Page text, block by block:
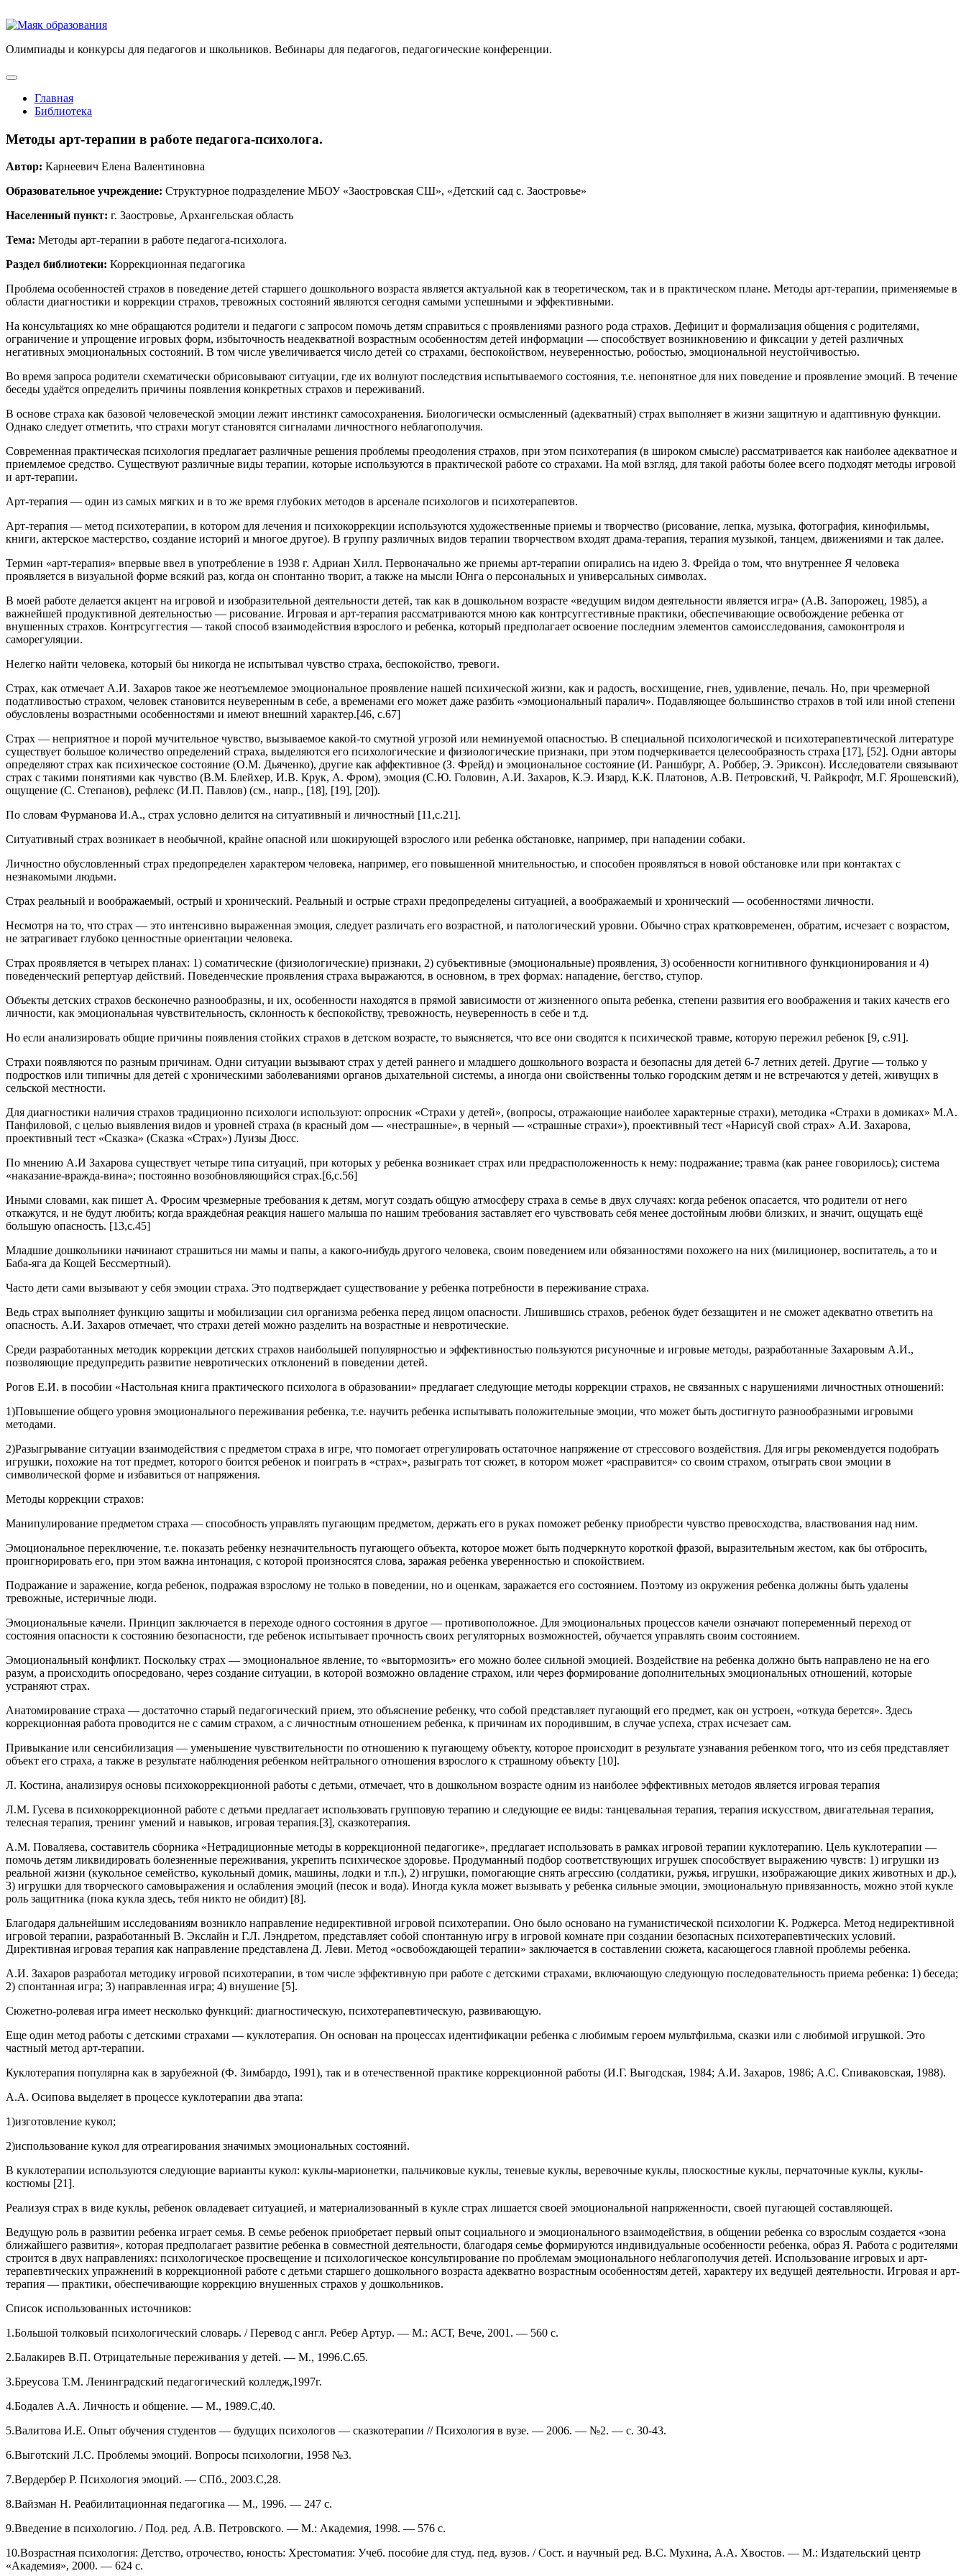
Олимпиады и конкурсы для педагогов и школьников. Вебинары для педагогов, педагогические конференции.
Главная
Библиотека
Методы арт-терапии в работе педагога-психолога.
Автор: Карнеевич Елена Валентиновна
Образовательное учреждение: Структурное подразделение МБОУ «Заостровская СШ», «Детский сад с. Заостровье»
Населенный пункт: г. Заостровье, Архангельская область
Тема: Методы арт-терапии в работе педагога-психолога.
Раздел библиотеки: Коррекционная педагогика
Проблема особенностей страхов в поведение детей старшего дошкольного возраста является актуальной как в теоретическом, так и в практическом плане. Методы арт-терапии, применяемые в
области диагностики и коррекции страхов, тревожных состояний являются сегодня самыми успешными и эффективными.
На консультациях ко мне обращаются родители и педагоги с запросом помочь детям справиться с проявлениями разного рода страхов. Дефицит и формализация общения с родителями,
ограничение и упрощение игровых форм, избыточность неадекватной возрастным особенностям детей информации — способствует возникновению и фиксации у детей различных
негативных эмоциональных состояний. В том числе увеличивается число детей со страхами, беспокойством, неуверенностью, робостью, эмоциональной неустойчивостью.
Во время запроса родители схематически обрисовывают ситуации, где их волнуют последствия испытываемого состояния, т.е. непонятное для них поведение и проявление эмоций. В течение
беседы удаётся определить причины появления конкретных страхов и переживаний.
В основе страха как базовой человеческой эмоции лежит инстинкт самосохранения. Биологически осмысленный (адекватный) страх выполняет в жизни защитную и адаптивную функции.
Однако следует отметить, что страхи могут становятся сигналами личностного неблагополучия.
Современная практическая психология предлагает различные решения проблемы преодоления страхов, при этом психотерапия (в широком смысле) рассматривается как наиболее адекватное и
приемлемое средство. Существуют различные виды терапии, которые используются в практической работе со страхами. На мой взгляд, для такой работы более всего подходят методы игровой
и арт-терапии.
Арт-терапия — один из самых мягких и в то же время глубоких методов в арсенале психологов и психотерапевтов.
Арт-терапия — метод психотерапии, в котором для лечения и психокоррекции используются художественные приемы и творчество (рисование, лепка, музыка, фотография, кинофильмы,
книги, актерское мастерство, создание историй и многое другое). В группу различных видов терапии творчеством входят драма-терапия, терапия музыкой, танцем, движениями и так далее.
Термин «арт-терапия» впервые ввел в употребление в 1938 г. Адриан Хилл. Первоначально же приемы арт-терапии опирались на идею З. Фрейда о том, что внутреннее Я человека
проявляется в визуальной форме всякий раз, когда он спонтанно творит, а также на мысли Юнга о персональных и универсальных символах.
В моей работе делается акцент на игровой и изобразительной деятельности детей, так как в дошкольном возрасте «ведущим видом деятельности является игра» (А.В. Запорожец, 1985), а
важнейшей продуктивной деятельностью — рисование. Игровая и арт-терапия рассматриваются мною как контрсуггестивные практики, обеспечивающие освобождение ребенка от
внушенных страхов. Контрсуггестия — такой способ взаимодействия взрослого и ребенка, который предполагает освоение последним элементов самоисследования, самоконтроля и
саморегуляции.
Нелегко найти человека, который бы никогда не испытывал чувство страха, беспокойство, тревоги.
Страх, как отмечает А.И. Захаров такое же неотъемлемое эмоциональное проявление нашей психической жизни, как и радость, восхищение, гнев, удивление, печаль. Но, при чрезмерной
податливостью страхом, человек становится неуверенным в себе, а временами его может даже разбить «эмоциональный паралич». Подавляющее большинство страхов в той или иной степени
обусловлены возрастными особенностями и имеют внешний характер.[46, с.67]
Страх — неприятное и порой мучительное чувство, вызываемое какой-то смутной угрозой или неминуемой опасностью. В специальной психологической и психотерапевтической литературе
существует большое количество определений страха, выделяются его психологические и физиологические признаки, при этом подчеркивается целесообразность страха [17], [52]. Одни авторы
определяют страх как психическое состояние (О.М. Дьяченко), другие как аффективное (З. Фрейд) и эмоциональное состояние (И. Раншбург, А. Роббер, Э. Эриксон). Исследователи связывают
страх с такими понятиями как чувство (В.М. Блейхер, И.В. Крук, А. Фром), эмоция (С.Ю. Головин, А.И. Захаров, К.Э. Изард, К.К. Платонов, А.В. Петровский, Ч. Райкрофт, М.Г. Ярошевский),
ощущение (С. Степанов), рефлекс (И.П. Павлов) (см., напр., [18], [19], [20]).
По словам Фурманова И.А., страх условно делится на ситуативный и личностный [11,с.21].
Ситуативный страх возникает в необычной, крайне опасной или шокирующей взрослого или ребенка обстановке, например, при нападении собаки.
Личностно обусловленный страх предопределен характером человека, например, его повышенной мнительностью, и способен проявляться в новой обстановке или при контактах с
незнакомыми людьми.
Страх реальный и воображаемый, острый и хронический. Реальный и острые страхи предопределены ситуацией, а воображаемый и хронический — особенностями личности.
Несмотря на то, что страх — это интенсивно выраженная эмоция, следует различать его возрастной, и патологический уровни. Обычно страх кратковременен, обратим, исчезает с возрастом,
не затрагивает глубоко ценностные ориентации человека.
Страх проявляется в четырех планах: 1) соматические (физиологические) признаки, 2) субъективные (эмоциональные) проявления, 3) особенности когнитивного функционирования и 4)
поведенческий репертуар действий. Поведенческие проявления страха выражаются, в основном, в трех формах: нападение, бегство, ступор.
Объекты детских страхов бесконечно разнообразны, и их, особенности находятся в прямой зависимости от жизненного опыта ребенка, степени развития его воображения и таких качеств его
личности, как эмоциональная чувствительность, склонность к беспокойству, тревожность, неуверенность в себе и т.д.
Но если анализировать общие причины появления стойких страхов в детском возрасте, то выясняется, что все они сводятся к психической травме, которую пережил ребенок [9, с.91].
Страхи появляются по разным причинам. Одни ситуации вызывают страх у детей раннего и младшего дошкольного возраста и безопасны для детей 6-7 летних детей. Другие — только у
подростков или типичны для детей с хроническими заболеваниями органов дыхательной системы, а иногда они свойственны только городским детям и не встречаются у детей, живущих в
сельской местности.
Для диагностики наличия страхов традиционно психологи используют: опросник «Страхи у детей», (вопросы, отражающие наиболее характерные страхи), методика «Страхи в домиках» М.А.
Панфиловой, с целью выявления видов и уровней страха (в красный дом — «нестрашные», в черный — «страшные страхи»), проективный тест «Нарисуй свой страх» А.И. Захарова,
проективный тест «Сказка» (Сказка «Страх») Луизы Дюсс.
По мнению А.И Захарова существует четыре типа ситуаций, при которых у ребенка возникает страх или предрасположенность к нему: подражание; травма (как ранее говорилось); система
«наказание-вражда-вина»; постоянно возобновляющийся страх.[6,с.56]
Иными словами, как пишет А. Фросим чрезмерные требования к детям, могут создать общую атмосферу страха в семье в двух случаях: когда ребенок опасается, что родители от него
откажутся, и не будут любить; когда враждебная реакция нашего малыша по нашим требования заставляет его чувствовать себя менее достойным любви близких, и значит, ощущать ещё
большую опасность. [13,с.45]
Младшие дошкольники начинают страшиться ни мамы и папы, а какого-нибудь другого человека, своим поведением или обязанностями похожего на них (милиционер, воспитатель, а то и
Баба-яга да Кощей Бессмертный).
Часто дети сами вызывают у себя эмоции страха. Это подтверждает существование у ребенка потребности в переживание страха.
Ведь страх выполняет функцию защиты и мобилизации сил организма ребенка перед лицом опасности. Лишившись страхов, ребенок будет беззащитен и не сможет адекватно ответить на
опасность. А.И. Захаров отмечает, что страхи детей можно разделить на возрастные и невротические.
Среди разработанных методик коррекции детских страхов наибольшей популярностью и эффективностью пользуются рисуночные и игровые методы, разработанные Захаровым А.И.,
позволяющие предупредить развитие невротических отклонений в поведении детей.
Рогов Е.И. в пособии «Настольная книга практического психолога в образовании» предлагает следующие методы коррекции страхов, не связанных с нарушениями личностных отношений:
1)Повышение общего уровня эмоционального переживания ребенка, т.е. научить ребенка испытывать положительные эмоции, что может быть достигнуто разнообразными игровыми
методами.
2)Разыгрывание ситуации взаимодействия с предметом страха в игре, что помогает отрегулировать остаточное напряжение от стрессового воздействия. Для игры рекомендуется подобрать
игрушки, похожие на тот предмет, которого боится ребенок и поиграть в «страх», разыграть тот сюжет, в котором может «расправится» со своим страхом, отыграть свои эмоции в
символической форме и избавиться от напряжения.
Методы коррекции страхов:
Манипулирование предметом страха — способность управлять пугающим предметом, держать его в руках поможет ребенку приобрести чувство превосходства, властвования над ним.
Эмоциональное переключение, т.е. показать ребенку незначительность пугающего объекта, которое может быть подчеркнуто короткой фразой, выразительным жестом, как бы отбросить,
проигнорировать его, при этом важна интонация, с которой произносятся слова, заражая ребенка уверенностью и спокойствием.
Подражание и заражение, когда ребенок, подражая взрослому не только в поведении, но и оценкам, заражается его состоянием. Поэтому из окружения ребенка должны быть удалены
тревожные, истеричные люди.
Эмоциональные качели. Принцип заключается в переходе одного состояния в другое — противоположное. Для эмоциональных процессов качели означают попеременный переход от
состояния опасности к состоянию безопасности, где ребенок испытывает прочность своих регуляторных возможностей, обучается управлять своим состоянием.
Эмоциональный конфликт. Поскольку страх — эмоциональное явление, то «вытормозить» его можно более сильной эмоцией. Воздействие на ребенка должно быть направлено не на его
разум, а происходить опосредовано, через создание ситуации, в которой возможно овладение страхом, или через формирование дополнительных эмоциональных отношений, которые
устраняют страх.
Анатомирование страха — достаточно старый педагогический прием, это объяснение ребенку, что собой представляет пугающий его предмет, как он устроен, «откуда берется». Здесь
коррекционная работа проводится не с самим страхом, а с личностным отношением ребенка, к причинам их породившим, в случае успеха, страх исчезает сам.
Привыкание или сенсибилизация — уменьшение чувствительности по отношению к пугающему объекту, которое происходит в результате узнавания ребенком того, что из себя представляет
объект его страха, а также в результате наблюдения ребенком нейтрального отношения взрослого к страшному объекту [10].
Л. Костина, анализируя основы психокоррекционной работы с детьми, отмечает, что в дошкольном возрасте одним из наиболее эффективных методов является игровая терапия
Л.М. Гусева в психокоррекционной работе с детьми предлагает использовать групповую терапию и следующие ее виды: танцевальная терапия, терапия искусством, двигательная терапия,
телесная терапия, тренинг умений и навыков, игровая терапия.[3], сказкотерапия.
А.М. Поваляева, составитель сборника «Нетрадиционные методы в коррекционной педагогике», предлагает использовать в рамках игровой терапии куклотерапию. Цель куклотерапии —
помочь детям ликвидировать болезненные переживания, укрепить психическое здоровье. Продуманный подбор соответствующих игрушек способствует выражению чувств: 1) игрушки из
реальной жизни (кукольное семейство, кукольный домик, машины, лодки и т.п.), 2) игрушки, помогающие снять агрессию (солдатики, ружья, игрушки, изображающие диких животных и др.),
3) игрушки для творческого самовыражения и ослабления эмоций (песок и вода). Иногда кукла может вызывать у ребенка сильные эмоции, эмоциональную привязанность, можно этой кукле
роль защитника (пока кукла здесь, тебя никто не обидит) [8].
Благодаря дальнейшим исследованиям возникло направление недирективной игровой психотерапии. Оно было основано на гуманистической психологии К. Роджерса. Метод недирективной
игровой терапии, разработанный В. Экслайн и Г.Л. Лэндретом, представляет собой спонтанную игру в игровой комнате при создании безопасных психотерапевтических условий.
Директивная игровая терапия как направление представлена Д. Леви. Метод «освобождающей терапии» заключается в составлении сюжета, касающегося главной проблемы ребенка.
А.И. Захаров разработал методику игровой психотерапии, в том числе эффективную при работе с детскими страхами, включающую следующую последовательность приема ребенка: 1) беседа;
2) спонтанная игра; 3) направленная игра; 4) внушение [5].
Сюжетно-ролевая игра имеет несколько функций: диагностическую, психотерапевтическую, развивающую.
Еще один метод работы с детскими страхами — куклотерапия. Он основан на процессах идентификации ребенка с любимым героем мультфильма, сказки или с любимой игрушкой. Это
частный метод арт-терапии.
Куклотерапия популярна как в зарубежной (Ф. Зимбардо, 1991), так и в отечественной практике коррекционной работы (И.Г. Выгодская, 1984; А.И. Захаров, 1986; А.С. Спиваковская, 1988).
А.А. Осипова выделяет в процессе куклотерапии два этапа:
1)изготовление кукол;
2)использование кукол для отреагирования значимых эмоциональных состояний.
В куклотерапии используются следующие варианты кукол: куклы-марионетки, пальчиковые куклы, теневые куклы, веревочные куклы, плоскостные куклы, перчаточные куклы, куклы-
костюмы [21].
Реализуя страх в виде куклы, ребенок овладевает ситуацией, и материализованный в кукле страх лишается своей эмоциональной напряженности, своей пугающей составляющей.
Ведущую роль в развитии ребенка играет семья. В семье ребенок приобретает первый опыт социального и эмоционального взаимодействия, в общении ребенка со взрослым создается «зона
ближайшего развития», которая предполагает развитие ребенка в совместной деятельности, благодаря семье формируются индивидуальные особенности ребенка, образ Я. Работа с родителями
строится в двух направлениях: психологическое просвещение и психологическое консультирование по проблемам эмоционального неблагополучия детей. Использование игровых и арт-
терапевтических упражнений в коррекционной работе с детьми старшего дошкольного возраста адекватно возрастным особенностям детей, характеру их ведущей деятельности. Игровая и арт-
терапия — практики, обеспечивающие коррекцию внушенных страхов у дошкольников.
Список использованных источников:
1.Большой толковый психологический словарь. / Перевод с англ. Ребер Артур. — М.: АСТ, Вече, 2001. — 560 с.
2.Балакирев В.П. Отрицательные переживания у детей. — М., 1996.С.65.
3.Бреусова Т.М. Ленинградский педагогический колледж,1997г.
4.Бодалев А.А. Личность и общение. — М., 1989.С,40.
5.Валитова И.Е. Опыт обучения студентов — будущих психологов — сказкотерапии // Психология в вузе. — 2006. — №2. — с. 30-43.
6.Выготский Л.С. Проблемы эмоций. Вопросы психологии, 1958 №3.
7.Вердербер Р. Психология эмоций. — СПб., 2003.С,28.
8.Вайзман Н. Реабилитационная педагогика — М., 1996. — 247 с.
9.Введение в психологию. / Под. ред. А.В. Петровского. — М.: Академия, 1998. — 576 с.
10.Возрастная психология: Детство, отрочество, юность: Хрестоматия: Учеб. пособие для студ. пед. вузов. / Сост. и научный ред. В.С. Мухина, А.А. Хвостов. — М.: Издательский центр
«Академия», 2000. — 624 с.